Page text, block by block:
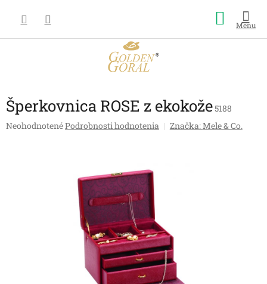
obsah
košík
Šperkovnica ROSE z ekokože5188
Priemerné
NeohodnotenéPodrobnosti hodnotenia Značka:Mele & Co.